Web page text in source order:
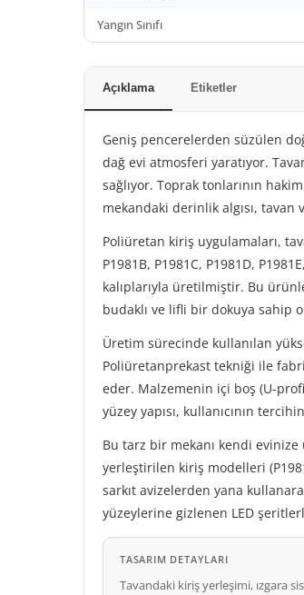
Yangın Sınıfı
Açıklama Etiketler
Geniş pencerelerden süzülen
dağ evi atmosferi yaratıyor.
sağlıyor. Toprak tonlarının
mekandaki derinlik algısı,
Poliüretan kiriş uygulamaları,
P1981B, P1981C, P1981D,
kalıplarıyla üretilmiştir. Bu
budaklı ve lifli bir dokuya sahip
Üretim sürecinde kullanılan
Poliüretanprekast tekniği ile
eder. Malzemenin içi boş (U-
yüzey yapısı, kullanıcının
Bu tarz bir mekanı kendi
yerleştirilen kiriş modelleri
sarkıt avizelerden yana
yüzeylerine gizlenen LED
TASARIM DETAYLARI
Tavandaki kiriş yerleşimi, ızgara